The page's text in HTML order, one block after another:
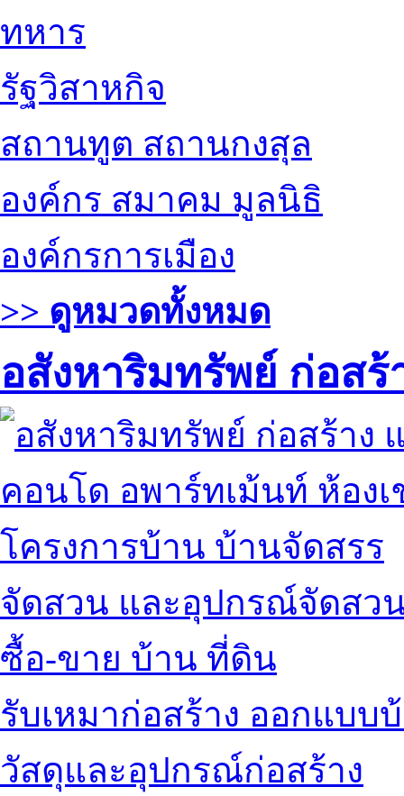
ทหาร
รัฐวิสาหกิจ
สถานทูต สถานกงสุล
องค์กร สมาคม มูลนิธิ
องค์กรการเมือง
>> ดูหมวดทั้งหมด
อสังหาริมทรัพย์ ก่อส
คอนโด อพาร์ทเม้นท์ ห้องเ
โครงการบ้าน บ้านจัดสรร
จัดสวน และอุปกรณ์จัดสว
ซื้อ-ขาย บ้าน ที่ดิน
รับเหมาก่อสร้าง ออกแบบ
วัสดุและอุปกรณ์ก่อสร้าง